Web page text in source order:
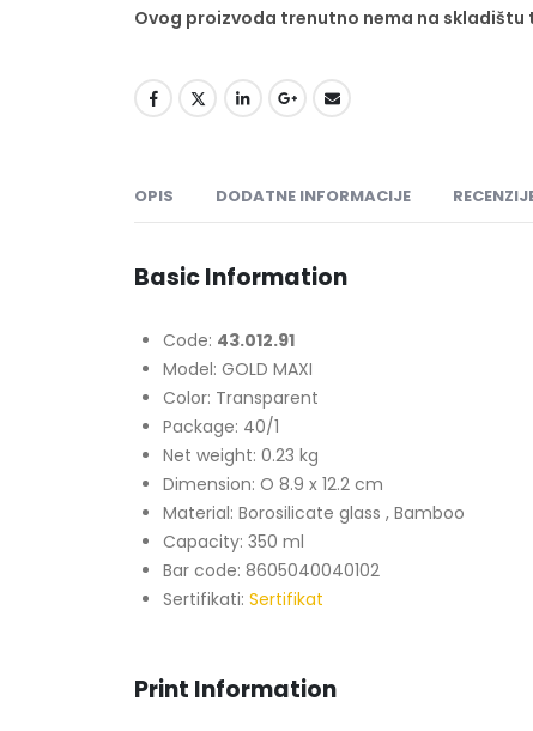
Ovog proizvoda trenutno nema na skladištu
OPIS DODATNE INFORMACIJE
Basic Information
Code: 43.012.91
Model: GOLD MAXI
Color: Transparent
Package: 40/1
Net weight: 0.23 kg
Dimension: O 8.9 x 12.2 cm
Material: Borosilicate glass , Bamboo
Capacity: 350 ml
Bar code: 8605040040102
Sertifikati: Sertifikat
Print Information